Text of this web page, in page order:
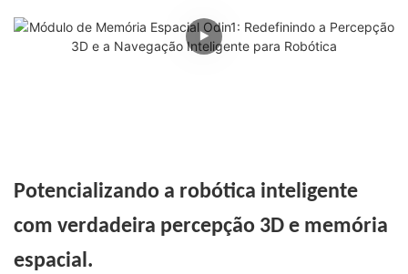
Potencializando a robótica inteligente
com verdadeira percepção 3D e memória
espacial.